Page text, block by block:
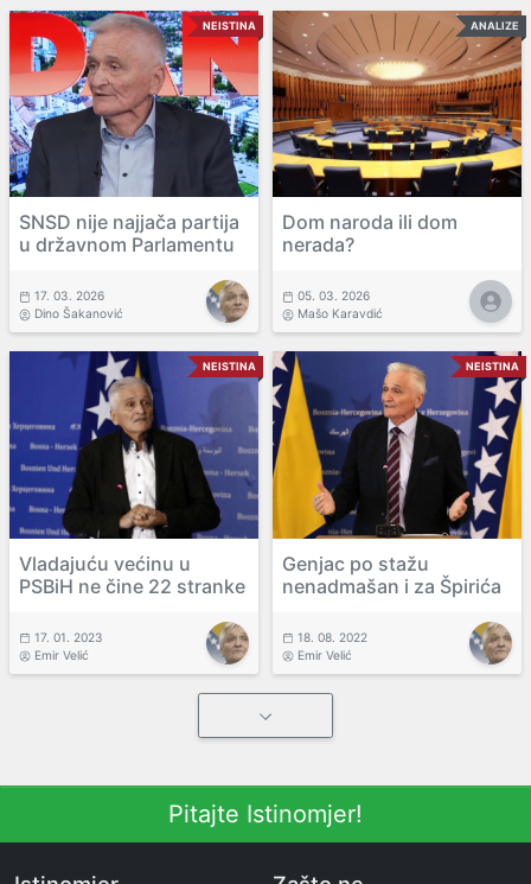
NEISTINA
SNSD nije najjača partija
u državnom Parlamentu
17. 03. 2026
Dino Šakanović
ANALIZE
Dom naroda ili dom
nerada?
05. 03. 2026
Mašo Karavdić
NEISTINA
Vladajuću većinu u
PSBiH ne čine 22 stranke
17. 01. 2023
Emir Velić
NEISTINA
Genjac po stažu
nenadmašan i za Špirića
18. 08. 2022
Emir Velić
Pitajte Istinomjer!